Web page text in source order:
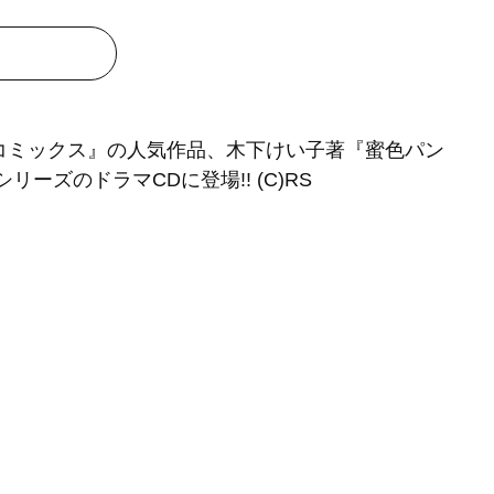
ミックス』の人気作品、木下けい子著『蜜色パン
リーズのドラマCDに登場!! (C)RS